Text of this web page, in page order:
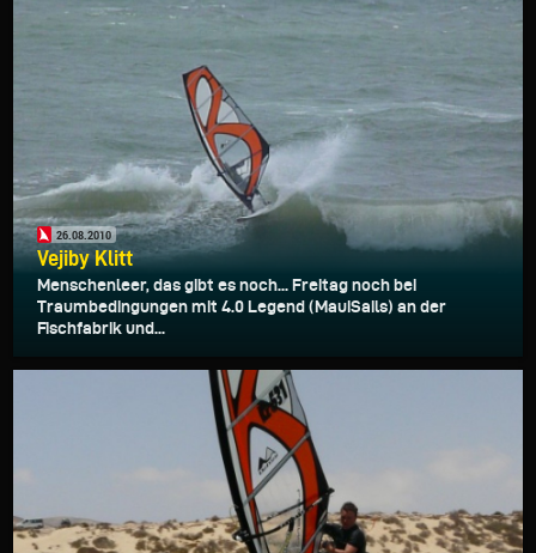
26.08.2010
Vejiby Klitt
Menschenleer, das gibt es noch... Freitag noch bei
Traumbedingungen mit 4.0 Legend (MauiSails) an der
Fischfabrik und...